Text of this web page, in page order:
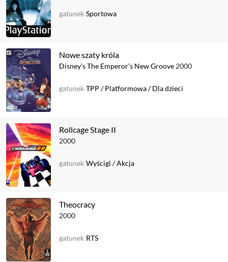
gatunek Sportowa
Nowe szaty króla
Disney's The Emperor's New Groove 2000
gatunek TPP /Platformowa/Dla dzieci
Rollcage Stage II
2000
gatunek Wyścigi /Akcja
Theocracy
2000
gatunek RTS